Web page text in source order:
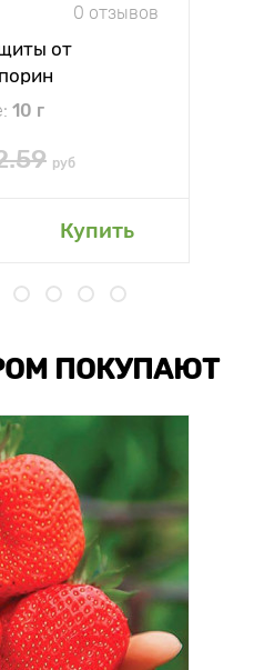
0 отзывов
от
10 г
руб
Купить
ПОКУПАЮТ